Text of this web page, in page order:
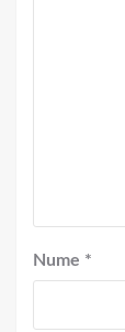
Nume *